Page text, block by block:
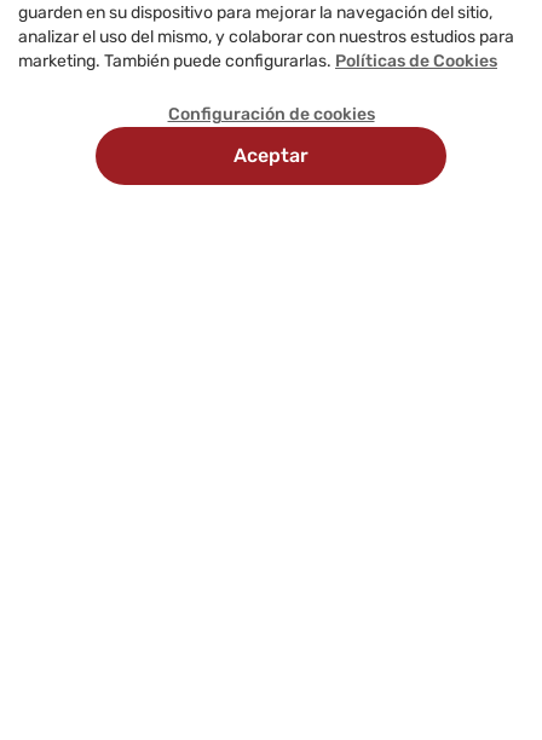
guarden en su dispositivo para mejorar la navegación del sitio,
analizar el uso del mismo, y colaborar con nuestros estudios para
marketing. También puede configurarlas. Políticas de Cookies
Configuración de cookies
Aceptar